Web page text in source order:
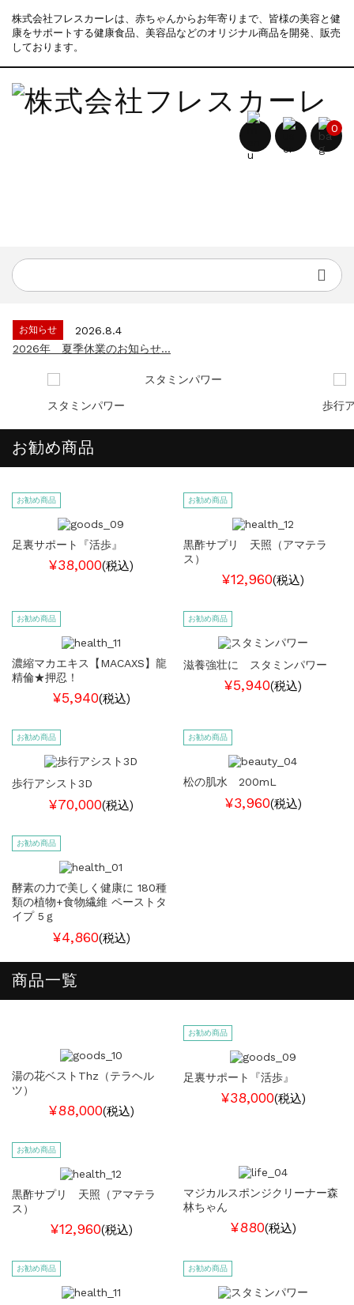
株式会社フレスカーレは、赤ちゃんからお年寄りまで、皆様の美容と健
康をサポートする健康食品、美容品などのオリジナル商品を開発、販売
しております。
0
お知らせ
2026.8.4
2026年 夏季休業のお知らせ...
スタミンパワー 歩行
お勧め商品
お勧め商品
足裏サポート『活歩』
¥38,000(税込)
お勧め商品
黒酢サプリ 天照（アマテラ
ス）
¥12,960(税込)
お勧め商品
濃縮マカエキス【MACAXS】龍
精倫★押忍！
¥5,940(税込)
お勧め商品
滋養強壮に スタミンパワー
¥5,940(税込)
お勧め商品
歩行アシスト3D
¥70,000(税込)
お勧め商品
松の肌水 200mL
¥3,960(税込)
お勧め商品
酵素の力で美しく健康に 180種
類の植物+食物繊維 ペーストタ
イプ 5ｇ
¥4,860(税込)
商品一覧
湯の花ベストThz（テラヘル
ツ）
¥88,000(税込)
お勧め商品
足裏サポート『活歩』
¥38,000(税込)
お勧め商品
黒酢サプリ 天照（アマテラ
ス）
¥12,960(税込)
マジカルスポンジクリーナー森
林ちゃん
¥880(税込)
お勧め商品 お勧め商品